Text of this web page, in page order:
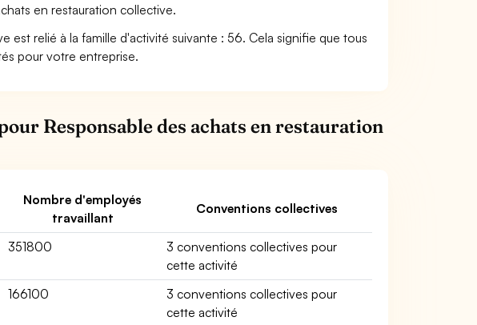
en restauration collective.
est relié à la famille d'activité suivante : 56. Cela signifie que tous
pour votre entreprise.
Responsable des achats en restauration
Nombre d'employés
travaillant
Conventions collectives
351800
3 conventions collectives pour
cette activité
166100
3 conventions collectives pour
cette activité